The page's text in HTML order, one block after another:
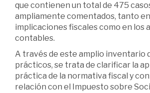
que contienen un total de 475
ampliamente comentados, tanto
implicaciones fiscales como en los
contables.
A través de este amplio inventario
prácticos, se trata de clarificar la
práctica de la normativa fiscal y
relación con el Impuesto sobre